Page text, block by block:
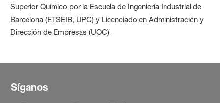
Superior Químico por la Escuela de Ingeniería Industrial de
Barcelona (ETSEIB, UPC) y Licenciado en Administración y
Dirección de Empresas (UOC).
Síganos